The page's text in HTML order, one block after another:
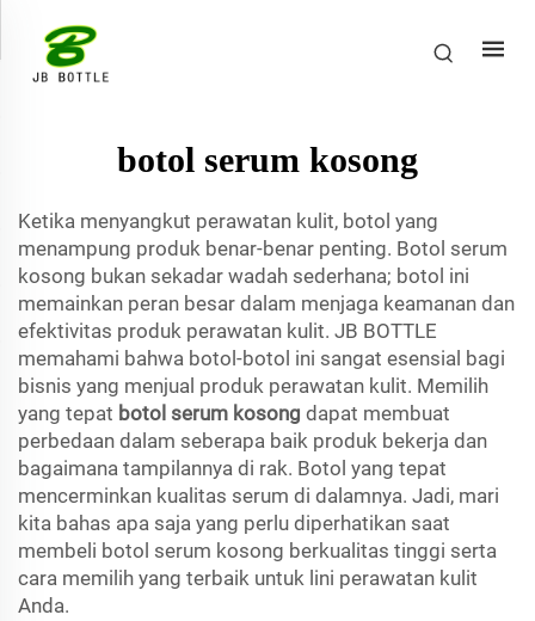
botol serum kosong
Ketika menyangkut perawatan kulit, botol yang
menampung produk benar-benar penting. Botol serum
kosong bukan sekadar wadah sederhana; botol ini
memainkan peran besar dalam menjaga keamanan dan
efektivitas produk perawatan kulit. JB BOTTLE
memahami bahwa botol-botol ini sangat esensial bagi
bisnis yang menjual produk perawatan kulit. Memilih
yang tepat botol serum kosong dapat membuat
perbedaan dalam seberapa baik produk bekerja dan
bagaimana tampilannya di rak. Botol yang tepat
mencerminkan kualitas serum di dalamnya. Jadi, mari
kita bahas apa saja yang perlu diperhatikan saat
membeli botol serum kosong berkualitas tinggi serta
cara memilih yang terbaik untuk lini perawatan kulit
Anda.